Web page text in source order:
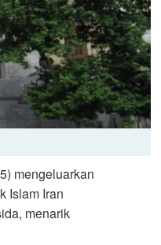
mengeluarkan
Islam Iran
menarik